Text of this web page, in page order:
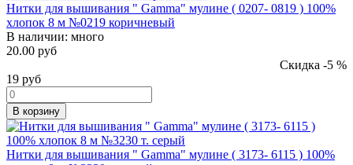
Нитки для вышивания " Gamma" мулине ( 0207- 0819 ) 100%
хлопок 8 м №0219 коричневый
В наличии: много
20.00 руб
Скидка -5 %
19 руб
В корзину
Нитки для вышивания " Gamma" мулине ( 3173- 6115 ) 100%